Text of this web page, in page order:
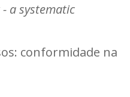
a systematic
conformidade na